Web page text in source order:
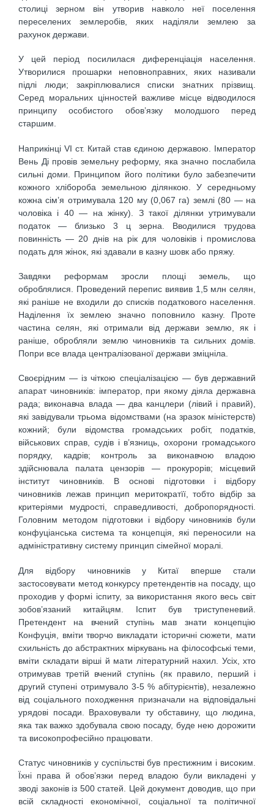
столиці зерном він утворив навколо неї поселення
переселених землеробів, яких наділяли землею за
рахунок держави.
У цей період посилилася диференціація населення.
Утворилися прошарки неповноправних, яких називали
підлі люди; закріплювалися списки знатних прізвищ.
Серед моральних цінностей важливе місце відводилося
принципу особистого обов’язку молодшого перед
старшим.
Наприкінці VI ст. Китай став єдиною державою. Імператор
Вень Ді провів земельну реформу, яка значно послабила
сильні доми. Принципом його політики було забезпечити
кожного хлібороба земельною ділянкою. У середньому
кожна сім’я отримувала 120 му (0,067 га) землі (80 — на
чоловіка і 40 — на жінку). З такої ділянки утримували
податок — близько 3 ц зерна. Вводилися трудова
повинність — 20 днів на рік для чоловіків і промислова
подать для жінок, які здавали в казну шовк або пряжу.
Завдяки реформам зросли площі земель, що
оброблялися. Проведений перепис виявив 1,5 млн селян,
які раніше не входили до списків податкового населення.
Наділення їх землею значно поповнило казну. Проте
частина селян, які отримали від держави землю, як і
раніше, обробляли землю чиновників та сильних домів.
Попри все влада централізованої держави зміцніла.
Своєрідним — із чіткою спеціалізацією — був державний
апарат чиновників: імператор, при якому діяла державна
рада; виконавча влада — два канцлери (лівий і правий),
які завідували трьома відомствами (на зразок міністерств)
кожний; були відомства громадських робіт, податків,
військових справ, судів і в’язниць, охорони громадського
порядку, кадрів; контроль за виконавчою владою
здійснювала палата цензорів — прокурорів; місцевий
інститут чиновників. В основі підготовки і відбору
чиновників лежав принцип меритократїї, тобто відбір за
критеріями мудрості, справедливості, добропорядності.
Головним методом підготовки і відбору чиновників були
конфуціанська система та концепція, які переносили на
адміністративну систему принцип сімейної моралі.
Для відбору чиновників у Китаї вперше стали
застосовувати метод конкурсу претендентів на посаду, що
проходив у формі іспиту, за використання якого весь світ
зобов’язаний китайцям. Іспит був триступеневий.
Претендент на вчений ступінь мав знати концепцію
Конфуція, вміти творчо викладати історичні сюжети, мати
схильність до абстрактних міркувань на філософські теми,
вміти складати вірші й мати літературний нахил. Усіх, хто
отримував третій вчений ступінь (як правило, перший і
другий ступені отримувало 3-5 % абітурієнтів), незалежно
від соціального походження призначали на відповідальні
урядові посади. Враховували ту обставину, що людина,
яка так важко здобувала свою посаду, буде нею дорожити
та високопрофесійно працювати.
Статус чиновників у суспільстві був престижним і високим.
Їхні права й обов’язки перед владою були викладені у
зводі законів із 500 статей. Цей документ доводив, що при
всій складності економічної, соціальної та політичної